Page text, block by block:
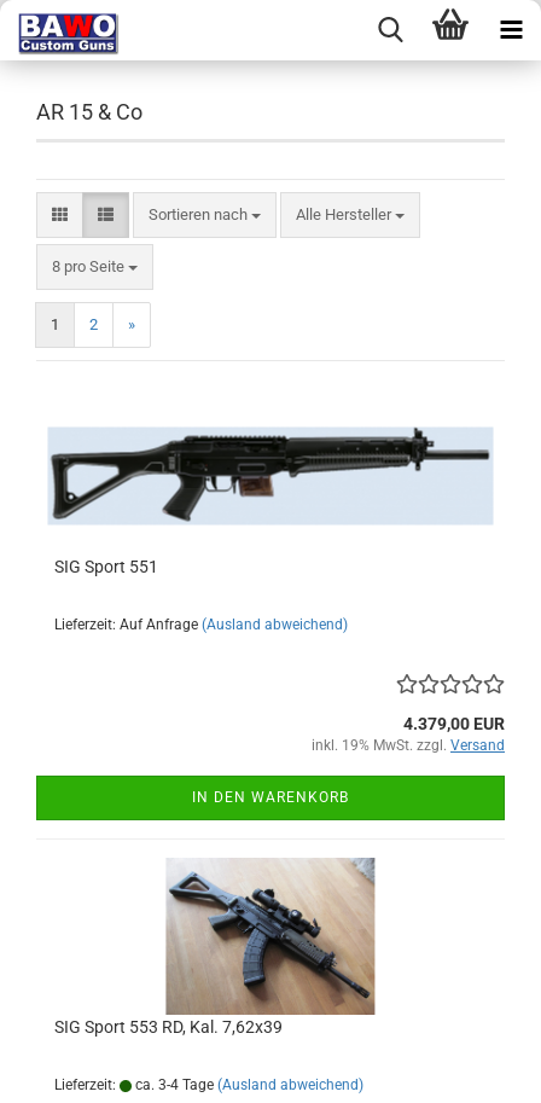
AR 15 & Co
Sortieren nach
Sortieren nach Alle Hersteller
8 pro Seite
pro Seite
1 2 »
SIG Sport 551
Lieferzeit: Auf Anfrage (Ausland abweichend)
4.379,00 EUR
inkl. 19% MwSt. zzgl. Versand
IN DEN WARENKORB
SIG Sport 553 RD, Kal. 7,62x39
Lieferzeit: ca. 3-4 Tage (Ausland abweichend)